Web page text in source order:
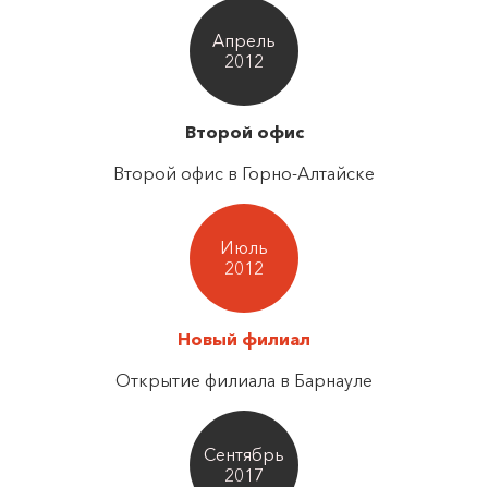
Второй офис
Второй офис в Горно-Алтайске
Апрель
2012
Июль
2012
Новый филиал
Открытие филиала в Барнауле
Сентябрь
2017